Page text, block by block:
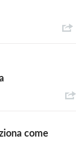
come